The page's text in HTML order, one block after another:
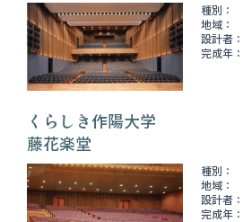
種別：
地域：
設計者：
完成年：
くらしき作陽大学
藤花楽堂
種別：
地域：
設計者：
完成年：